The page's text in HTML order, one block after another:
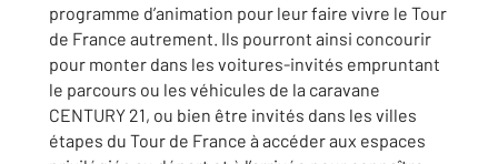
programme d’animation pour leur faire vivre le Tour
de France autrement. Ils pourront ainsi concourir
pour monter dans les voitures-invités empruntant
le parcours ou les véhicules de la caravane
CENTURY 21, ou bien être invités dans les villes
étapes du Tour de France à accéder aux espaces